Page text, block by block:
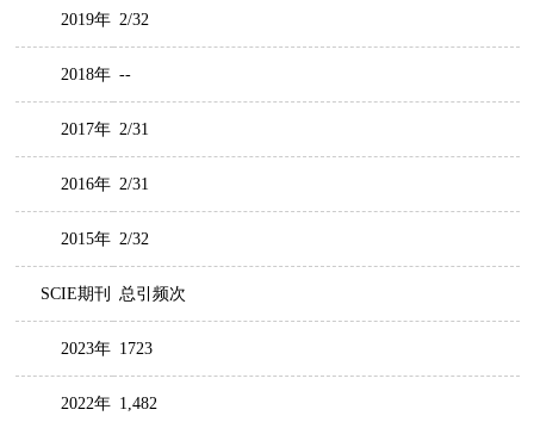
2019年 2/32
2018年 --
2017年 2/31
2016年 2/31
2015年 2/32
SCIE期刊 总引频次
2023年 1723
2022年 1,482